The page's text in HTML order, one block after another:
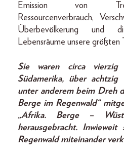
Emission von
Ressourcenverbrauch,
Überbevölkerung und
Lebensräume unsere größten
Sie waren circa
Südamerika, über
unter anderem beim Dreh
Berge im Regenwald“
„Afrika. Berge –
herausgebracht.
Regenwald miteinander